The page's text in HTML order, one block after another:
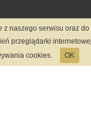
z naszego serwisu oraz do
przeglądarki
cookies.
OK